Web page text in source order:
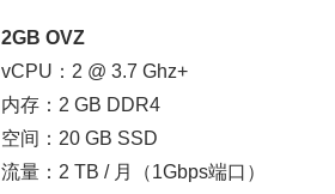
2GB OVZ
vCPU：2 @ 3.7 Ghz+
内存：2 GB DDR4
空间：20 GB SSD
流量：2 TB / 月（1Gbps端口）